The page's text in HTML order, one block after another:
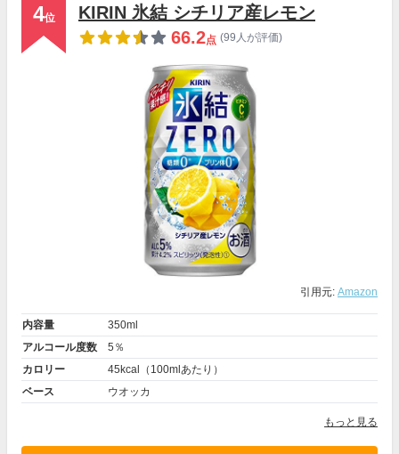
4位
KIRIN 氷結 シチリア産レモン
66.2点 (99人が評価)
引用元: Amazon
内容量
350ml
アルコール度数
5％
カロリー
45kcal（100mlあたり）
ベース
ウオッカ
もっと見る